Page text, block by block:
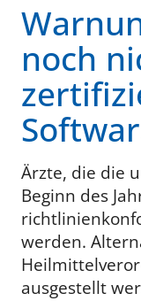
noch
Ärzte, die die
Beginn des
werden.
ausgestellt